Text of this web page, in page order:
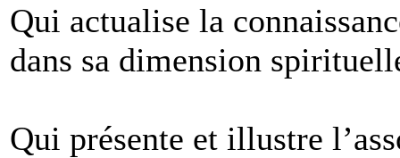
Qui actualise la
dans sa dimension
Qui présente et illustre